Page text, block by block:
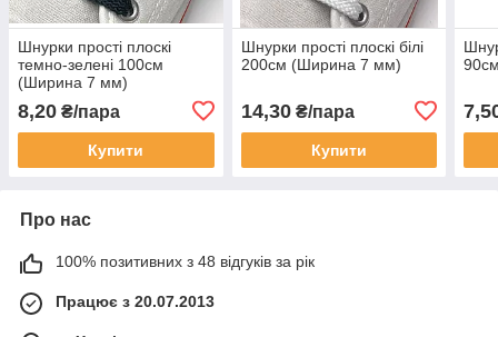
Шнурки прості плоскі
темно-зелені 100см
(Ширина 7 мм)
8,20 ₴/пара
Купити
Шнурки прості плоскі білі
200см (Ширина 7 мм)
14,30₴/пара
Купити
Про нас
100% позитивних з 48 відгуків за рік
Працює з 20.07.2013